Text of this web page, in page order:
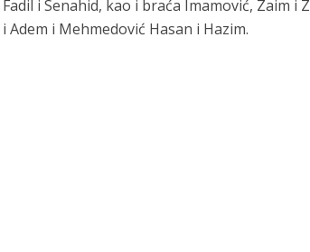
i Senahid, kao i braća Imamović, Zaim i
i Mehmedović Hasan i Hazim.